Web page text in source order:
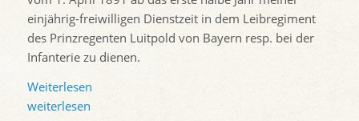
einjährig-freiwilligen Dienstzeit in dem Leibregiment
des Prinzregenten Luitpold von Bayern resp. bei der
Infanterie zu dienen.
Weiterlesen
weiterlesen